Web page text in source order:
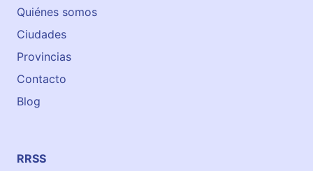
Quiénes somos
Ciudades
Provincias
Contacto
Blog
RRSS